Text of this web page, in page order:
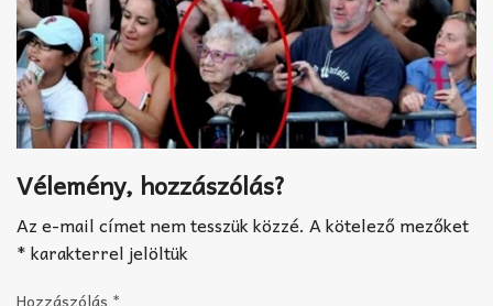
Vélemény, hozzászólás?
Az e-mail címet nem tesszük közzé. A kötelező mezőket
*karakterrel jelöltük
Hozzászólás *